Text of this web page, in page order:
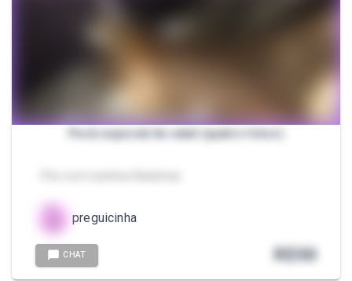
Peck especial de natal (quatro fotos)
preguicinha
CHAT R$50